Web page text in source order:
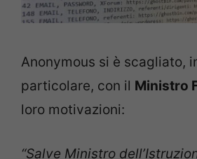
Anonymous si è scagliato,
particolare, con il Ministro
loro motivazioni:
“Salve Ministro